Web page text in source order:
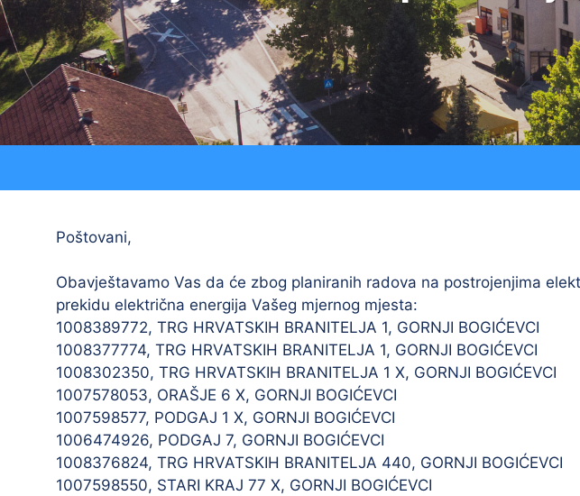
Procedure
Registar ugovora
Službeni glasnik
Strateški dokumenti
Ostali projekti
Poštovani,
Obavještavamo Vas da će zbog planiranih radova na postrojenjima
prekidu električna energija Vašeg mjernog mjesta:
1008389772, TRG HRVATSKIH BRANITELJA 1, GORNJI BOGIĆEVCI
1008377774, TRG HRVATSKIH BRANITELJA 1, GORNJI BOGIĆEVCI
1008302350, TRG HRVATSKIH BRANITELJA 1 X, GORNJI BOGIĆEVCI
1007578053, ORAŠJE 6 X, GORNJI BOGIĆEVCI
1007598577, PODGAJ 1 X, GORNJI BOGIĆEVCI
1006474926, PODGAJ 7, GORNJI BOGIĆEVCI
1008376824, TRG HRVATSKIH BRANITELJA 440, GORNJI BOGIĆEVCI
1007598550, STARI KRAJ 77 X, GORNJI BOGIĆEVCI